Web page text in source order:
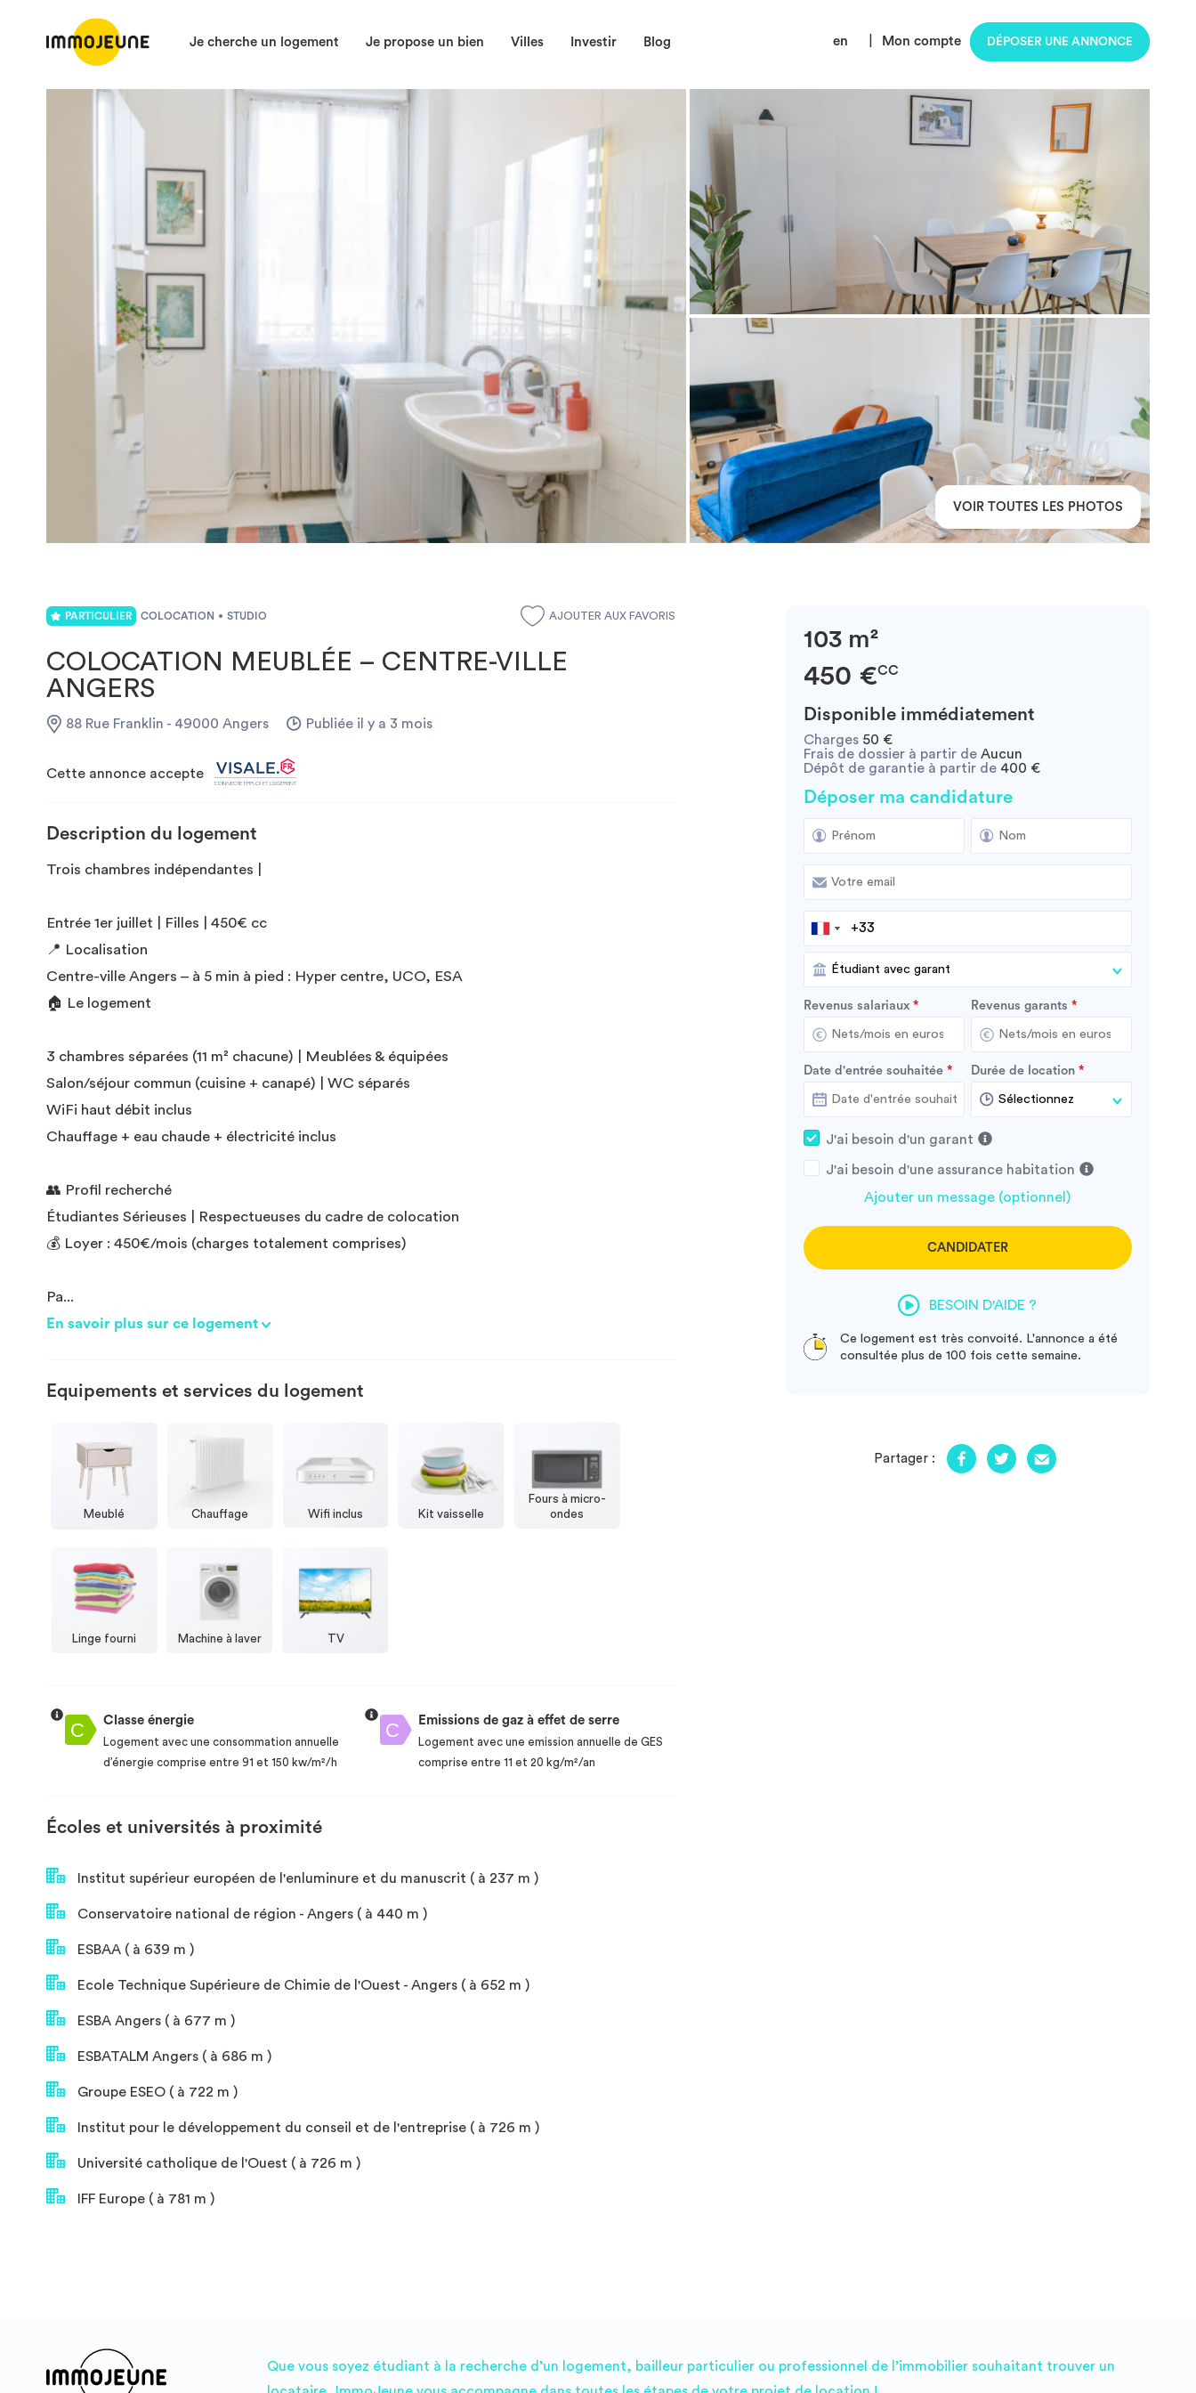
Je cherche un logement Je propose un bien Villes Investir Blog en Mon compte DÉPOSER UNE ANNONCE
VOIR TOUTES LES PHOTOS
PARTICULIER COLOCATION STUDIO AJOUTER AUX FAVORIS
COLOCATION MEUBLÉE – CENTRE-VILLE
ANGERS
88 Rue Franklin - 49000 Angers Publiée il y a 3 mois
Cette annonce accepte
Description du logement
Trois chambres indépendantes |
Entrée 1er juillet | Filles | 450€ cc
📍 Localisation
Centre-ville Angers – à 5 min à pied : Hyper centre, UCO, ESA
🏠 Le logement
3 chambres séparées (11 m² chacune) | Meublées & équipées
Salon/séjour commun (cuisine + canapé) | WC séparés
WiFi haut débit inclus
Chauffage + eau chaude + électricité inclus
👥 Profil recherché
Étudiantes Sérieuses | Respectueuses du cadre de colocation
💰 Loyer : 450€/mois (charges totalement comprises)
Pa...
En savoir plus sur ce logement
Equipements et services du logement
Meublé Chauffage Wifi inclus Kit vaisselle
Fours à micro-
ondes
Linge fourni Machine à laver TV
Classe énergie
Logement avec une consommation annuelle
d’énergie comprise entre 91 et 150 kw/m²/h
Emissions de gaz à effet de serre
Logement avec une emission annuelle de GES
comprise entre 11 et 20 kg/m²/an
Écoles et universités à proximité
Institut supérieur européen de l'enluminure et du manuscrit ( à 237 m )
Conservatoire national de région - Angers ( à 440 m )
ESBAA ( à 639 m )
Ecole Technique Supérieure de Chimie de l'Ouest - Angers ( à 652 m )
ESBA Angers ( à 677 m )
ESBATALM Angers ( à 686 m )
Groupe ESEO ( à 722 m )
Institut pour le développement du conseil et de l'entreprise ( à 726 m )
Université catholique de l'Ouest ( à 726 m )
IFF Europe ( à 781 m )
103 m²
450 €CC
Disponible immédiatement
Charges 50 €
Frais de dossier à partir de Aucun
Dépôt de garantie à partir de 400 €
Déposer ma candidature
Revenus salariaux Revenus garants
Date d'entrée souhaitée Durée de location
J'ai besoin d'un garant
J'ai besoin d'une assurance habitation
Ajouter un message (optionnel)
CANDIDATER
BESOIN D'AIDE ?
Ce logement est très convoité. L'annonce a été
consultée plus de 100 fois cette semaine.
Partager :
Que vous soyez étudiant à la recherche d’un logement, bailleur particulier ou professionnel de l’immobilier souhaitant trouver un